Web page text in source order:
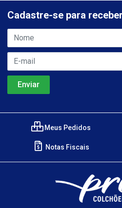
Cadastre-se para
Meus Pedidos
Notas Fiscais